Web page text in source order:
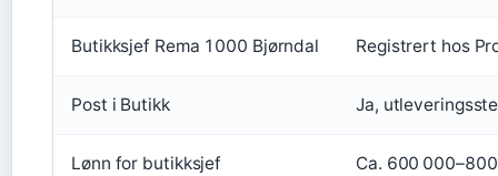
Butikksjef Rema 1000 Bjørndal Registrert hos
Post i Butikk Ja,
Lønn for butikksjef Ca. 600